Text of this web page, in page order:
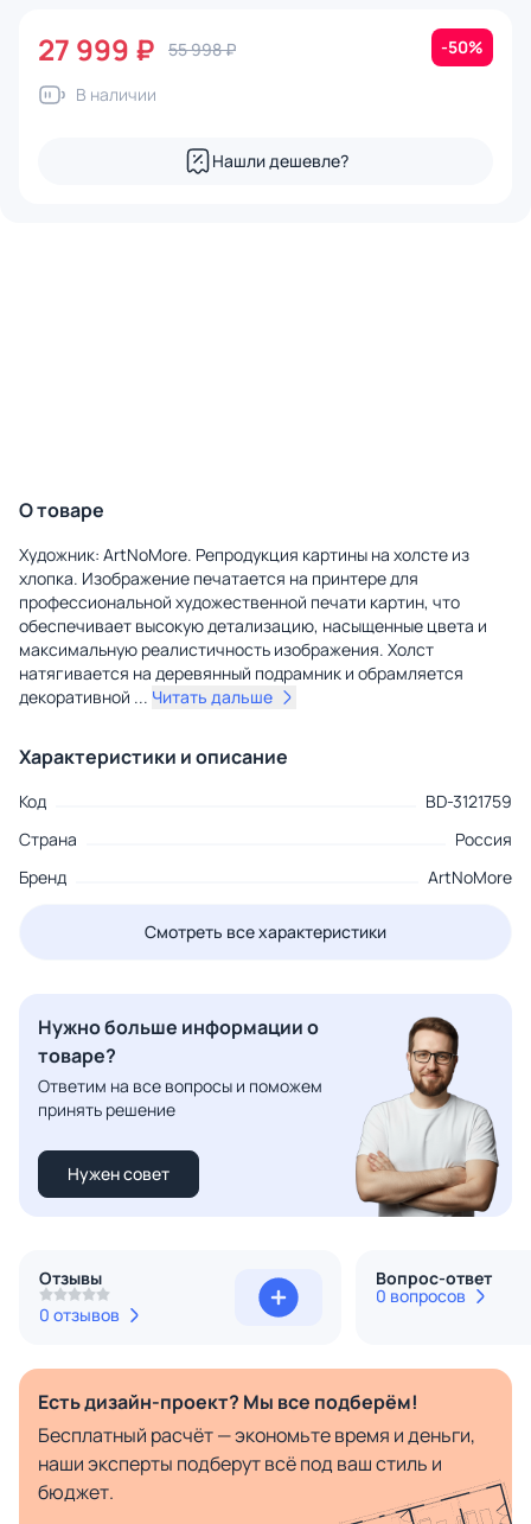
27 999 ₽ 55 998 ₽ -50%
В наличии
Нашли дешевле?
О товаре
Художник: ArtNoMore. Репродукция картины на холсте из
хлопка. Изображение печатается на принтере для
профессиональной художественной печати картин, что
обеспечивает высокую детализацию, насыщенные цвета и
максимальную реалистичность изображения. Холст
натягивается на деревянный подрамник и обрамляется
декоративной ... Читать дальше
Характеристики и описание
Код
BD-3121759
Страна
Россия
Бренд
ArtNoMore
Смотреть все характеристики
Нужно больше информации о
товаре?
Ответим на все вопросы и поможем
принять решение
Нужен совет
Отзывы
0 отзывов
Вопрос-ответ
0 вопросов
Есть дизайн-проект? Мы все подберём!
Бесплатный расчёт — экономьте время и деньги,
наши эксперты подберут всё под ваш стиль и
бюджет.